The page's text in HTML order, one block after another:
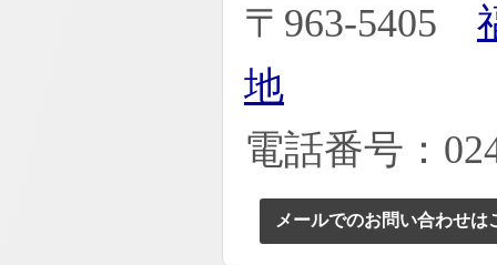
〒963-5405
地
電話番号：
メールでのお問い合わせは